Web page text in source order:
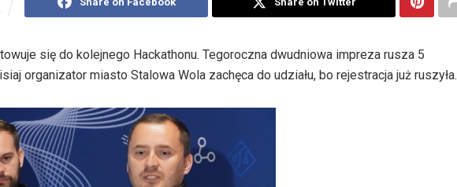
się do kolejnego Hackathonu. Tegoroczna dwudniowa impreza rusza 5
organizator miasto Stalowa Wola zachęca do udziału, bo rejestracja już ruszyła.